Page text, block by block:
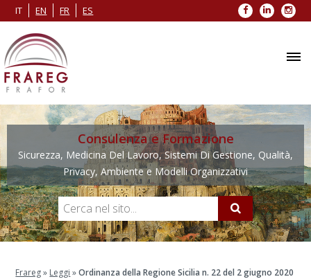
IT EN FR ES Facebook
LinkedIn
Consulenza e Formazione
Sicurezza, Medicina Del Lavoro, Sistemi Di Gestione, Qualità,
Privacy, Ambiente e Modelli Organizzativi
Frareg» Leggi »Ordinanza della Regione Sicilia n. 22 del 2 giugno 2020